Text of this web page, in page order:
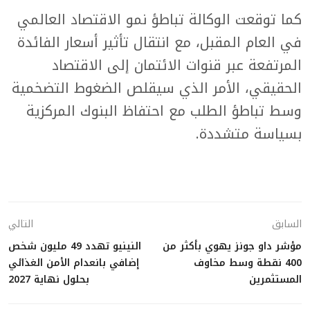
كما توقعت الوكالة تباطؤ نمو الاقتصاد العالمي
في العام المقبل، مع انتقال تأثير أسعار الفائدة
المرتفعة عبر قنوات الائتمان إلى الاقتصاد
الحقيقي، الأمر الذي سيقلص الضغوط التضخمية
وسط تباطؤ الطلب مع احتفاظ البنوك المركزية
بسياسة متشددة.
السابق
مؤشر داو جونز يهوي بأكثر من
400 نقطة وسط مخاوف
المستثمرين
التالي
النينيو تهدد 49 مليون شخص
إضافي بانعدام الأمن الغذائي
بحلول نهاية 2027